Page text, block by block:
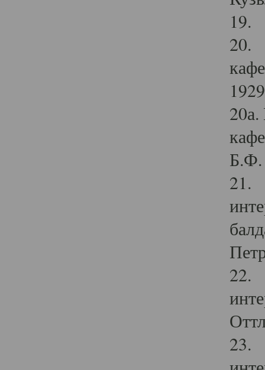
19.
20.
Б.Ф.
21.
22.
23.